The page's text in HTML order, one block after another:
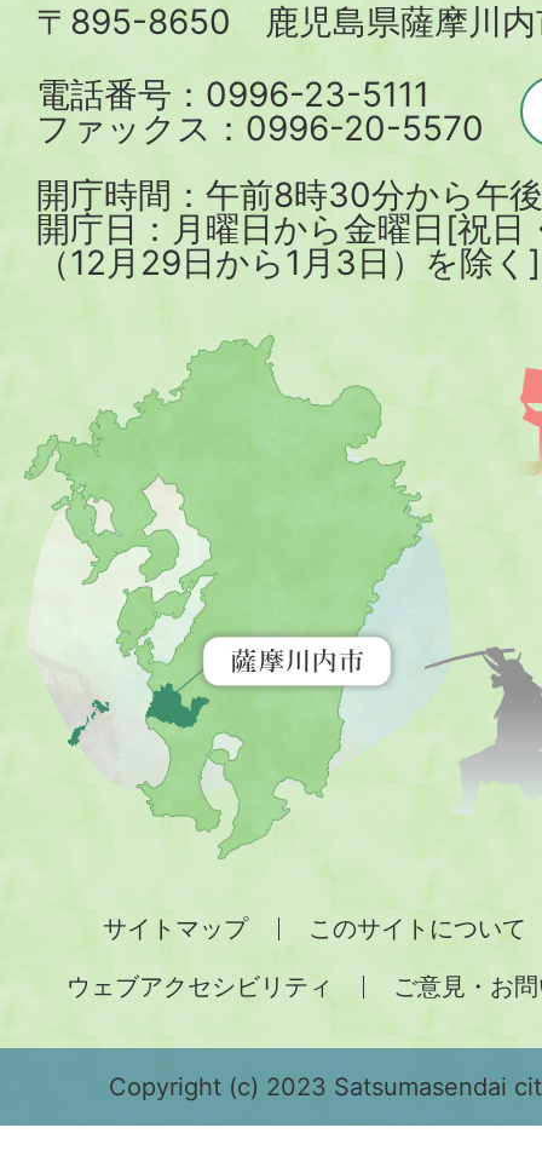
〒895-8650 鹿児島県薩摩川内
電話番号：0996-23-5111
ファックス：0996-20-5570
開庁時間：午前8時30分から午
開庁日：月曜日から金曜日[祝
（12月29日から1月3日）を除く]
川
内
市
を
す
緑
で
サイトマップ
このサイトについて
ウェブアクセシビリティ
ご意見・お
Copyright (c) 2023 Satsumasendai